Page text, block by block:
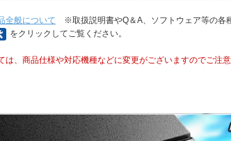
全般について ※取扱説明書やQ＆A、ソフトウェア等の各
をクリックしてご覧ください。
、商品仕様や対応機種などに変更がございますのでご注意